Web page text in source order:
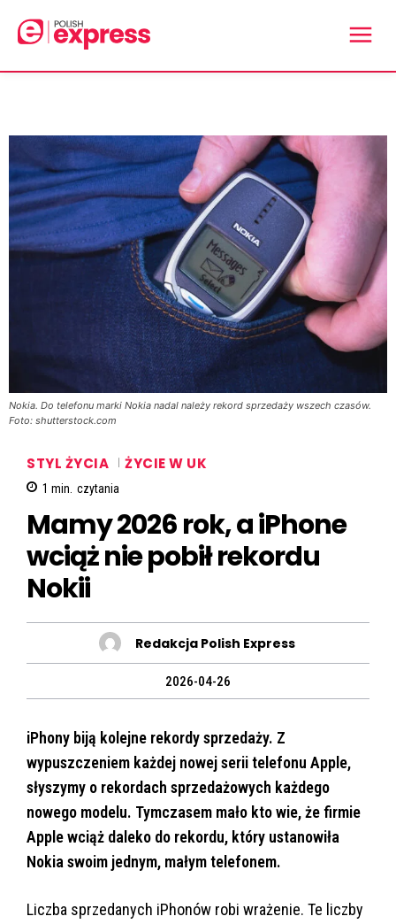
Nokia. Do telefonu marki Nokia nadal należy rekord sprzedaży wszech czasów.
Foto: shutterstock.com
STYL ŻYCIA ŻYCIE W UK
1 min. czytania
Mamy 2026 rok, a iPhone
wciąż nie pobił rekordu
Nokii
Redakcja Polish Express
2026-04-26
iPhony biją kolejne rekordy sprzedaży. Z
wypuszczeniem każdej nowej serii telefonu Apple,
słyszymy o rekordach sprzedażowych każdego
nowego modelu. Tymczasem mało kto wie, że firmie
Apple wciąż daleko do rekordu, który ustanowiła
Nokia swoim jednym, małym telefonem.
Liczba sprzedanych iPhonów robi wrażenie. Te liczby